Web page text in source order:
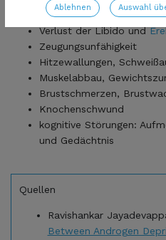
möglich:
Verlust der Libido und
Zeugungsunfähigkeit
Hitzewallungen,
Muskelabbau,
Brustschmerzen,
Knochenschwund
kognitive Störungen:
und Gedächtnis
Quellen
Ravishankar
Between Androgen
Ablehnen Auswahl